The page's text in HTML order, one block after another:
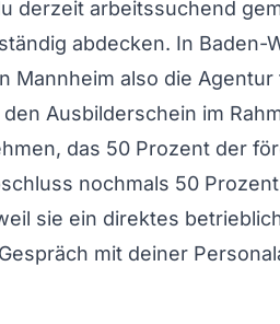
derzeit arbeitssuchend
abdecken. In
also die
Ausbilderschein im
das 50 Prozent der
nochmals 50
sie ein direktes
mit deiner